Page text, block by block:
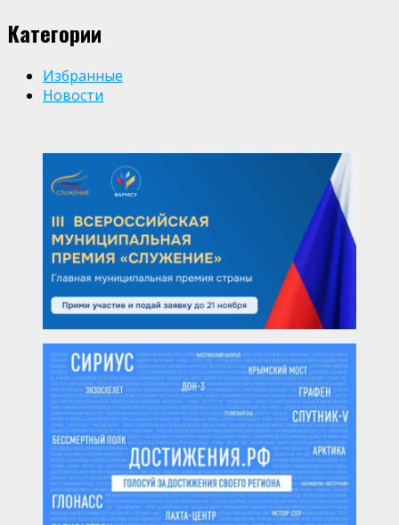
Категории
Избранные
Новости